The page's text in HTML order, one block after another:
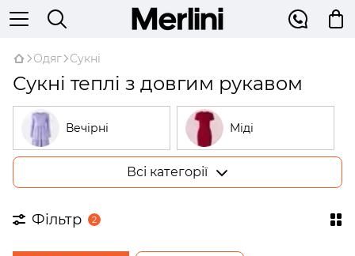
Одяг Сукні
Сукні теплі з довгим рукавом
Вечірні Міді
Великі розміри
На запах
Всі категорії
Фільтр 2